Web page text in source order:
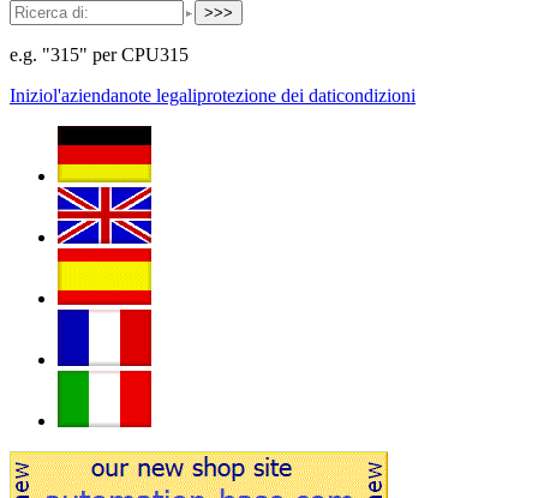
>>>
e.g. "315" per CPU315
Iniziol'aziendanote legaliprotezione dei daticondizioni